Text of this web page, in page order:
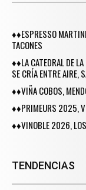
♦♦ESPRESSO
TACONES
♦♦LA CATEDRAL DE
SE CRÍA ENTRE AIRE,
♦♦VIÑA COBOS,
♦♦PRIMEURS 2025,
♦♦VINOBLE 2026, LOS
TENDENCIAS